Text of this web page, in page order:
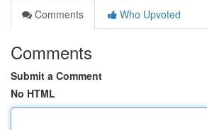
Comments
Who Upvoted
Comments
Submit a Comment
No HTML